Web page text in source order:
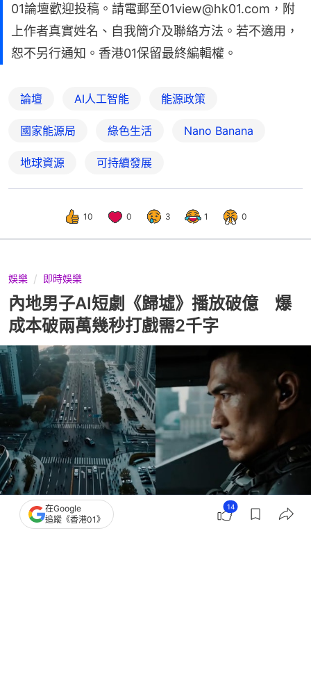
01論壇歡迎投稿。請電郵至01view@hk01.com，附
上作者真實姓名、自我簡介及聯絡方法。若不適用，
恕不另行通知。香港01保留最終編輯權。
論壇 AI人工智能 能源政策
國家能源局 綠色生活 Nano Banana
地球資源 可持續發展
10 0 3 1 0
娛樂 即時娛樂
內地男子AI短劇《歸墟》播放破億 爆
成本破兩萬幾秒打戲需2千字
撰文：亞瑟
在Google
追蹤《香港01》
14